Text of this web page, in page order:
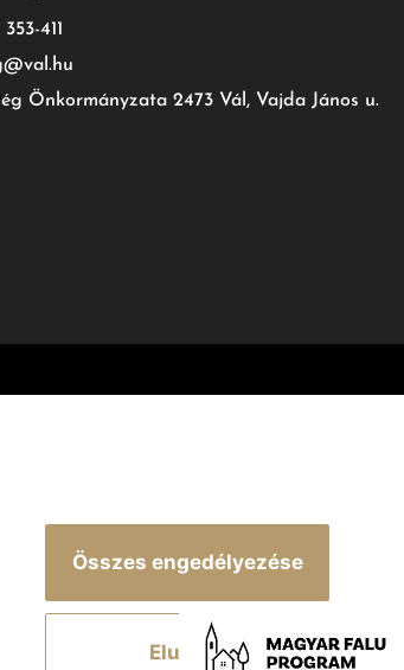
411
Önkormányzata 2473 Vál, Vajda János u.
Összes engedélyezése
Elutasít